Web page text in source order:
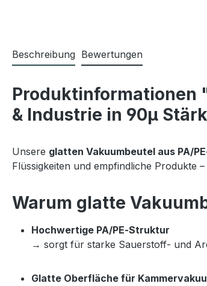
Beschreibung Bewertungen
Produktinformationen
& Industrie in 90µ
Unsere glatten Vakuumbeutel aus PA/
Flüssigkeiten und empfindliche Produkte
Warum glatte
Hochwertige PA/PE‑Struktur
→ sorgt für starke Sauerstoff‑ und
Glatte Oberfläche für